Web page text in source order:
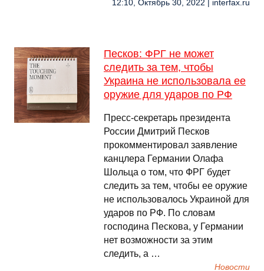
12:10, Октябрь 30, 2022 | interfax.ru
Песков: ФРГ не может
следить за тем, чтобы
Украина не использовала ее
оружие для ударов по РФ
Пресс-секретарь президента
России Дмитрий Песков
прокомментировал заявление
канцлера Германии Олафа
Шольца о том, что ФРГ будет
следить за тем, чтобы ее оружие
не использовалось Украиной для
ударов по РФ. По словам
господина Пескова, у Германии
нет возможности за этим
следить, а …
Новости